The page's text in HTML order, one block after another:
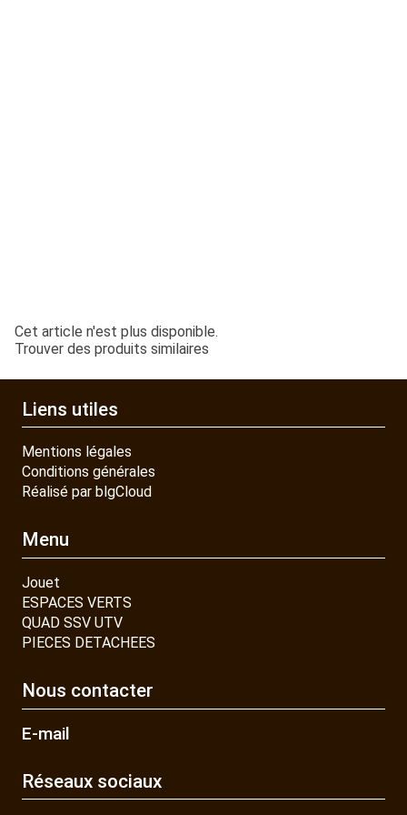
Cet article n'est plus disponible.
Trouver des produits similaires
Liens utiles
Mentions légales
Conditions générales
Réalisé par blgCloud
Menu
Jouet
ESPACES VERTS
QUAD SSV UTV
PIECES DETACHEES
Nous contacter
E-mail
Réseaux sociaux